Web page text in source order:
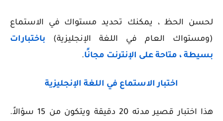
لحسن الحظ ، يمكنك تحديد مستواك في الاستماع
(ومستواك العام في اللغة الإنجليزية) باختبارات
بسيطة ، متاحة على الإنترنت مجانًا.
اختبار الاستماع في اللغة الإنجليزية
هذا اختبار قصير مدته 20 دقيقة ويتكون من 15 سؤالاً.